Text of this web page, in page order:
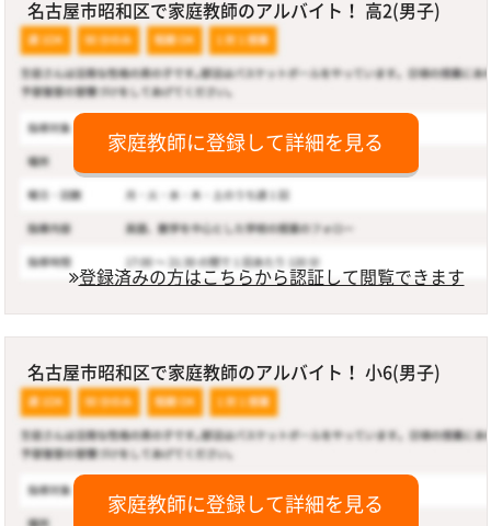
名古屋市昭和区で家庭教師のアルバイト！ 高2(男子)
家庭教師に登録して詳細を見る
登録済みの方はこちらから認証して閲覧できます
名古屋市昭和区で家庭教師のアルバイト！ 小6(男子)
家庭教師に登録して詳細を見る